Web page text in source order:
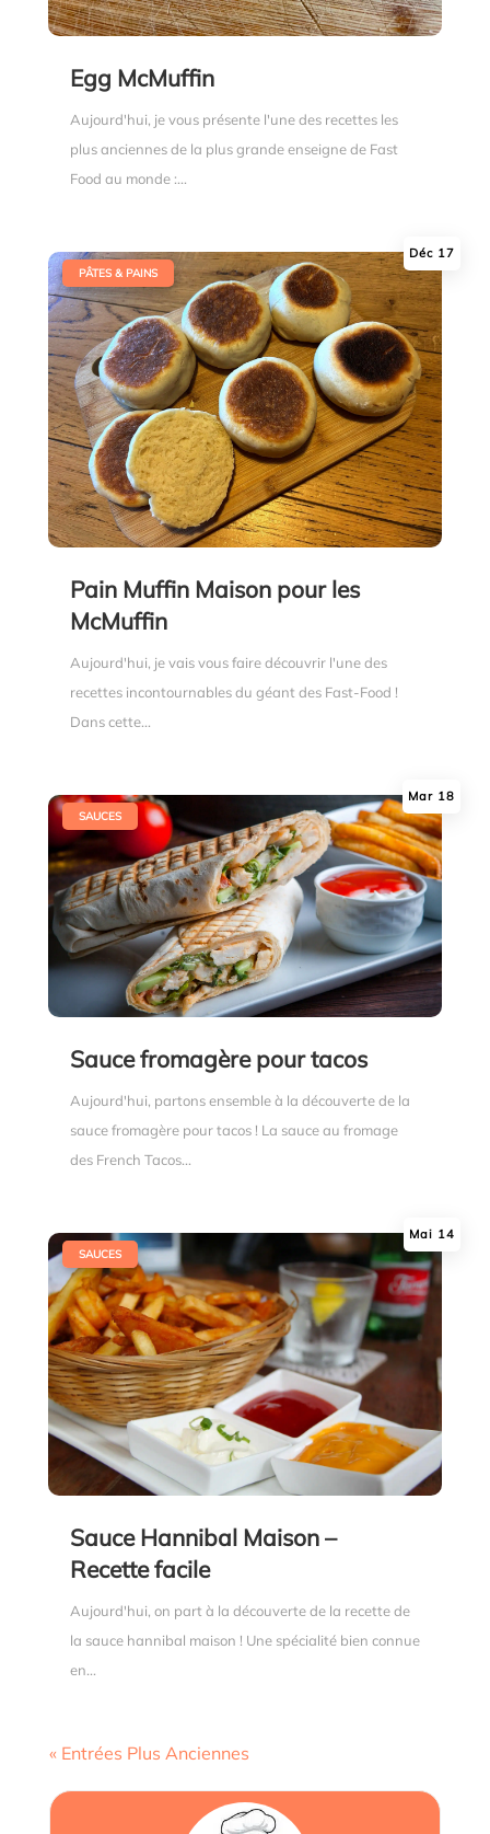
Egg McMuffin
Aujourd'hui, je vous présente l'une des recettes les
plus anciennes de la plus grande enseigne de Fast
Food au monde :...
Pain Muffin Maison pour les
McMuffin
Déc 17
PÂTES & PAINS
Aujourd'hui, je vais vous faire découvrir l'une des
recettes incontournables du géant des Fast-Food !
Dans cette...
Sauce fromagère pour tacos
Mar 18
SAUCES
Aujourd'hui, partons ensemble à la découverte de la
sauce fromagère pour tacos ! La sauce au fromage
des French Tacos...
Sauce Hannibal Maison –
Recette facile
Mai 14
SAUCES
Aujourd'hui, on part à la découverte de la recette de
la sauce hannibal maison ! Une spécialité bien connue
en...
« Entrées Plus Anciennes